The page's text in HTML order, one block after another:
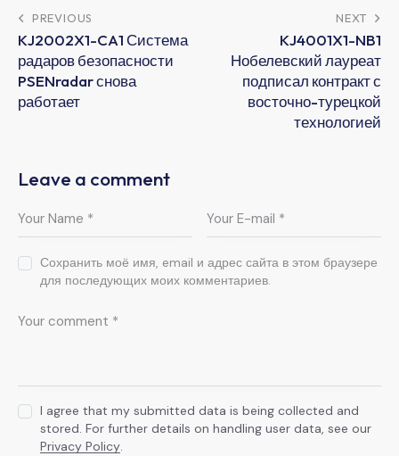
PREVIOUS
KJ2002X1-CA1 Система
радаров безопасности
PSENradar снова
работает
NEXT
KJ4001X1-NB1
Нобелевский лауреат
подписал контракт с
восточно-турецкой
технологией
Leave a comment
Сохранить моё имя, email и адрес сайта в этом браузере
для последующих моих комментариев.
I agree that my submitted data is being collected and
stored. For further details on handling user data, see our
Privacy Policy.